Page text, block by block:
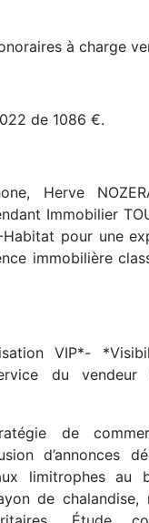
à charge
de 1086 €.
Herve
Immobilier
pour une
immobilière
VIP*-
du vendeur
de
d’annonces
limitrophes au
de chalandise,